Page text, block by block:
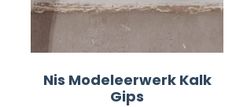
Nis Modeleerwerk Kalk
Gips